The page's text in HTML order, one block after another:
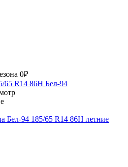
0₽
94 185/65 R14 86H летние